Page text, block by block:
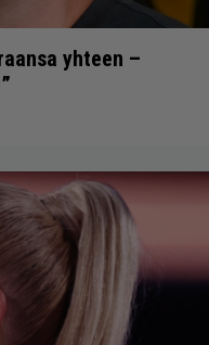
yhteen –